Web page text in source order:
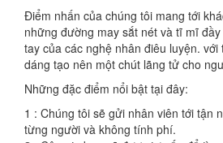
Điểm nhấn của chúng tôi mang tới
những đường may sắt nét và tĩ mĩ
tay của các nghệ nhân điêu luyện.
dáng tạo nên một chút lãng tử cho
Những đặc điểm nổi bật tại đây:
1 : Chúng tôi sẽ gửi nhân viên tới tận
từng người và không tính phí.